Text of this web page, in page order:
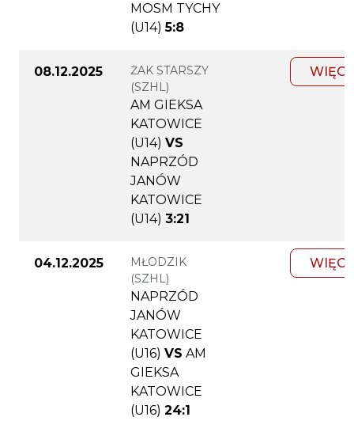
MOSM TYCHY
(U14) 5:8
08.12.2025
ŻAK STARSZY
(SZHL)
AM GIEKSA
KATOWICE
(U14) VS
NAPRZÓD
JANÓW
KATOWICE
(U14) 3:21
04.12.2025
MŁODZIK
(SZHL)
NAPRZÓD
JANÓW
KATOWICE
(U16) VS AM
GIEKSA
KATOWICE
(U16) 24:1